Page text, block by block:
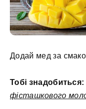
Додай мед за
Тобі знадобиться:
фісташкового